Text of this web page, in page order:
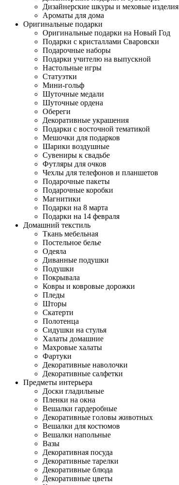
Дизайнерские шкуры и меховые изделия
Ароматы для дома
Оригинальные подарки
Оригинальные подарки на Новый Год
Подарки с кристаллами Сваровски
Подарочные наборы
Подарки учителю на выпускной
Настольные игры
Статуэтки
Мини-гольф
Шуточные медали
Шуточные ордена
Обереги
Декоративные украшения
Подарки с восточной тематикой
Мешочки для подарков
Шарики воздушные
Сувениры к свадьбе
Футляры для очков
Чехлы для телефонов и планшетов
Подарочные пакеты
Подарочные коробки
Магнитики
Подарки на 8 марта
Подарки на 14 февраля
Домашний текстиль
Ткань мебельная
Постельное белье
Одеяла
Диванные подушки
Подушки
Покрывала
Ковры и ковровые дорожки
Пледы
Шторы
Скатерти
Полотенца
Сидушки на стулья
Халаты домашние
Махровые халаты
Фартуки
Декоративные наволочки
Декоративные салфетки
Предметы интерьера
Доски гладильные
Пленки на окна
Вешалки гардеробные
Декоративные головы животных
Вешалки для костюмов
Вешалки напольные
Вазы
Декоративная посуда
Декоративные тарелки
Декоративные блюда
Декоративные цветы